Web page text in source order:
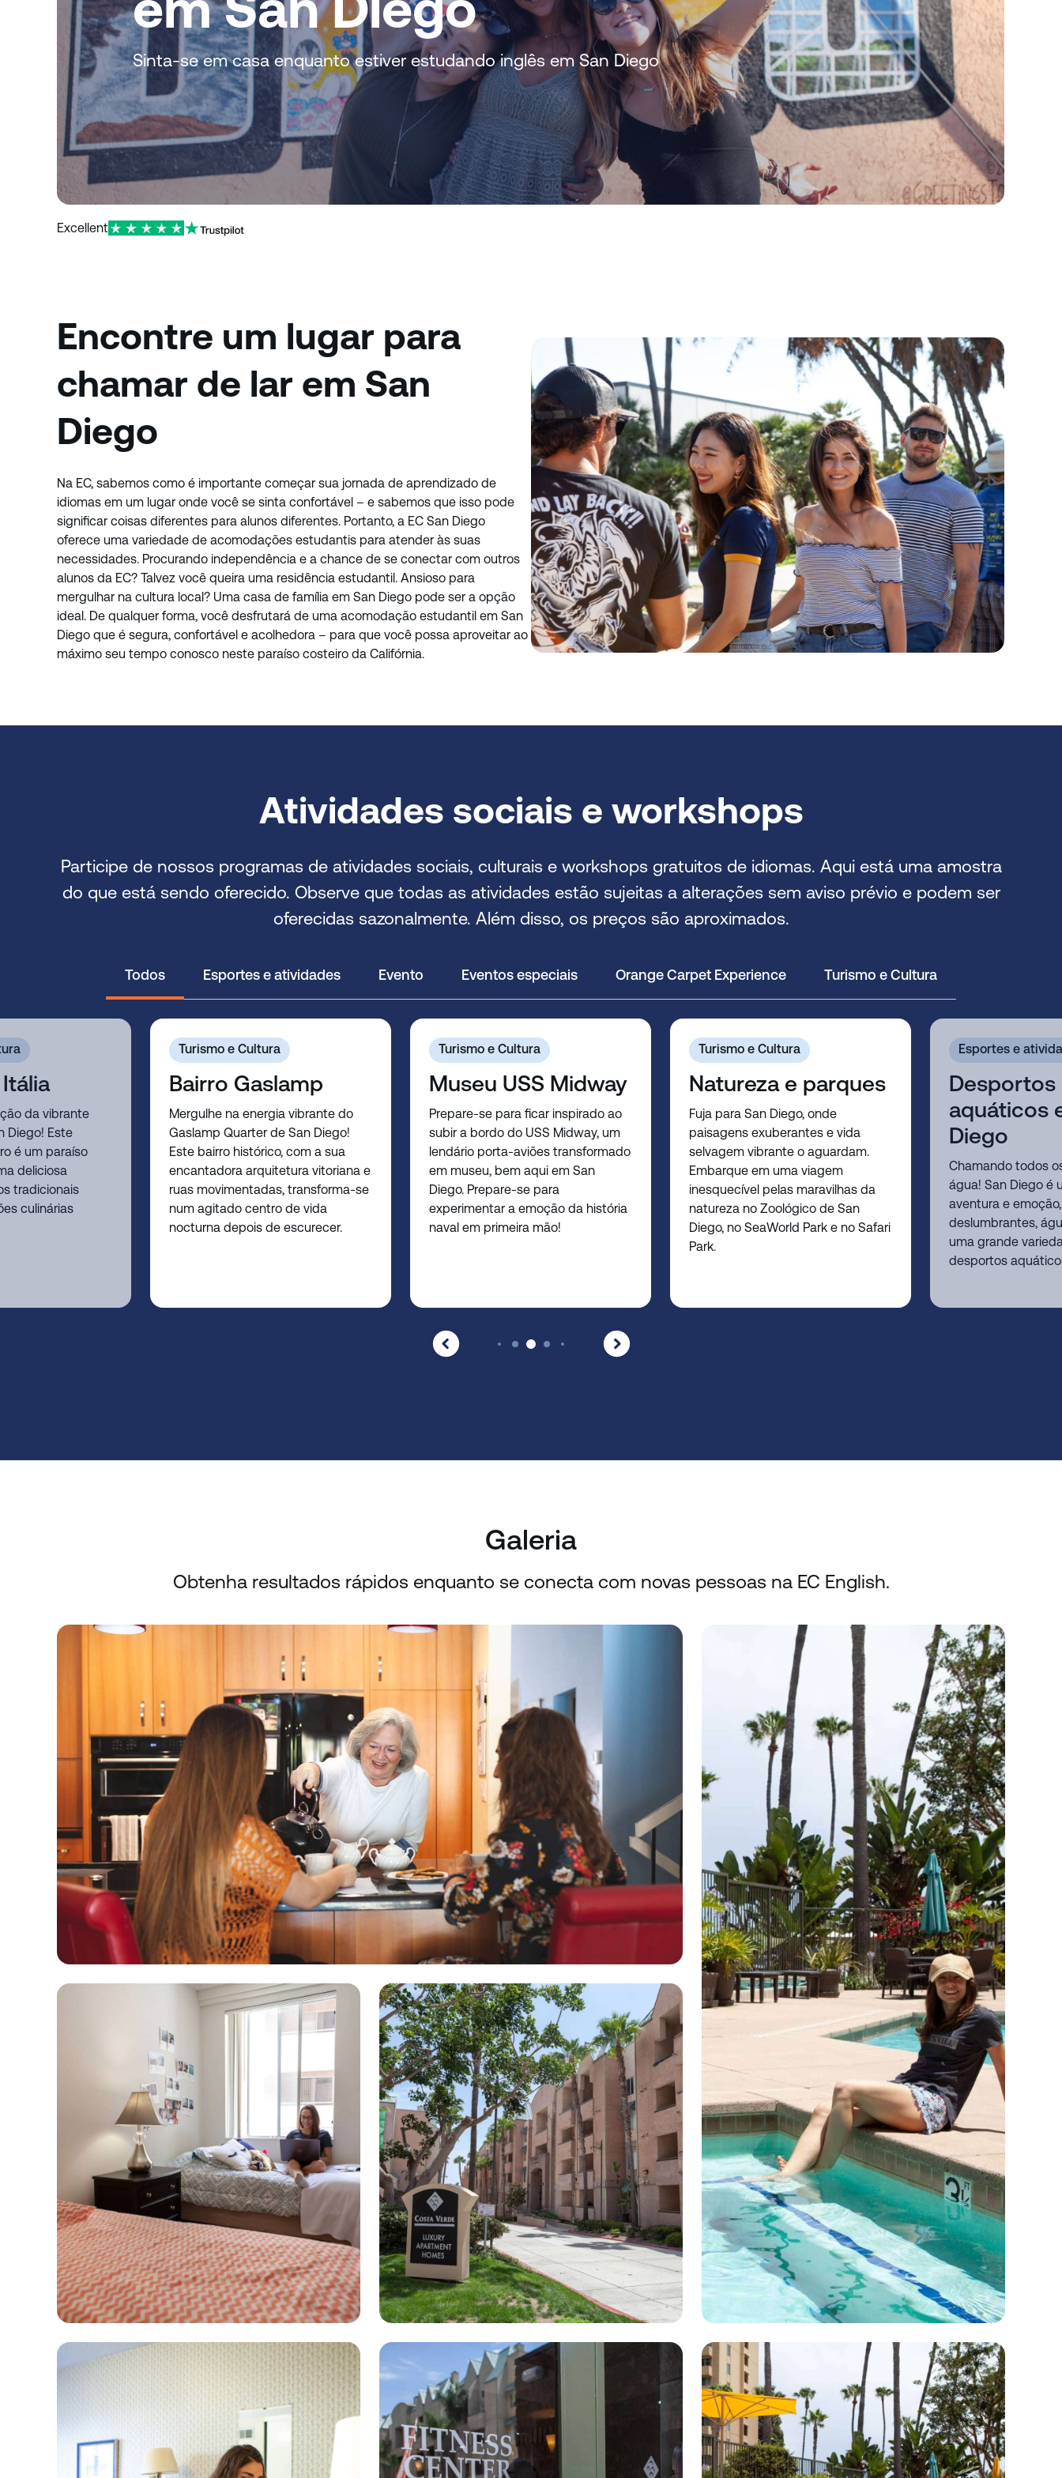
Sinta-se em casa enquanto estiver estudando inglês em San Diego
Excellent
Encontre um lugar para
chamar de lar em San
Diego
Na EC, sabemos como é importante começar sua jornada de aprendizado de
idiomas em um lugar onde você se sinta confortável – e sabemos que isso pode
significar coisas diferentes para alunos diferentes. Portanto, a EC San Diego
oferece uma variedade de acomodações estudantis para atender às suas
necessidades. Procurando independência e a chance de se conectar com outros
alunos da EC? Talvez você queira uma residência estudantil. Ansioso para
mergulhar na cultura local? Uma casa de família em San Diego pode ser a opção
ideal. De qualquer forma, você desfrutará de uma acomodação estudantil em San
Diego que é segura, confortável e acolhedora – para que você possa aproveitar ao
máximo seu tempo conosco neste paraíso costeiro da Califórnia.
Atividades sociais e workshops
Participe de nossos programas de atividades sociais, culturais e workshops gratuitos de idiomas. Aqui está uma amostra
do que está sendo oferecido. Observe que todas as atividades estão sujeitas a alterações sem aviso prévio e podem ser
oferecidas sazonalmente. Além disso, os preços são aproximados.
Todos Esportes e atividades Evento Eventos especiais Orange Carpet Experience Turismo e Cultura
da vibrante
Diego! Este
é um paraíso
deliciosa
tradicionais
culinárias
Turismo e Cultura
Bairro Gaslamp
Mergulhe na energia vibrante do
Gaslamp Quarter de San Diego!
Este bairro histórico, com a sua
encantadora arquitetura vitoriana e
ruas movimentadas, transforma-se
num agitado centro de vida
nocturna depois de escurecer.
Turismo e Cultura
Museu USS Midway
Prepare-se para ficar inspirado ao
subir a bordo do USS Midway, um
lendário porta-aviões transformado
em museu, bem aqui em San
Diego. Prepare-se para
experimentar a emoção da história
naval em primeira mão!
Turismo e Cultura
Natureza e parques
Fuja para San Diego, onde
paisagens exuberantes e vida
selvagem vibrante o aguardam.
Embarque em uma viagem
inesquecível pelas maravilhas da
natureza no Zoológico de San
Diego, no SeaWorld Park e no Safari
Park.
Esportes e
Desportos
aquáticos
Diego
Chamando todos
água! San Diego é
aventura e
deslumbrantes,
uma grande
desportos
Galeria
Obtenha resultados rápidos enquanto se conecta com novas pessoas na EC English.